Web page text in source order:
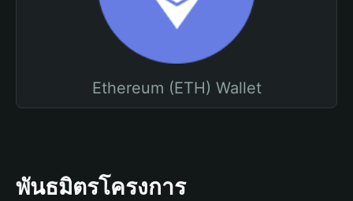
Ethereum (ETH) Wallet
พันธมิตรโครงการ